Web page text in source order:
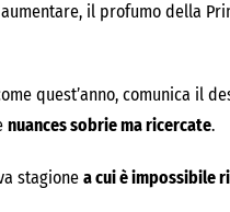
il profumo della
quest’anno, comunica il
nuances sobrie ma ricercate.
stagione a cui è impossibile